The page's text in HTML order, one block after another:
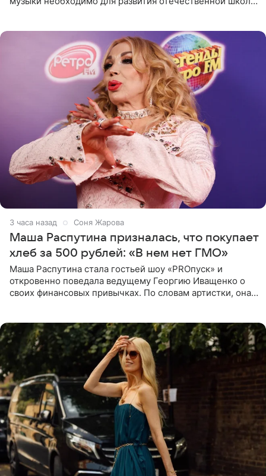
3 часа назад Соня Жарова
Маша Распутина призналась, что покупает
хлеб за 500 рублей: «В нем нет ГМО»
Маша Распутина стала гостьей шоу «PROпуск» и
откровенно поведала ведущему Георгию Иващенко о
своих финансовых привычках. По словам артистки, она